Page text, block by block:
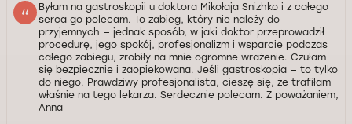
Byłam na gastroskopii u doktora Mikołaja Snizhko i z całego
serca go polecam. To zabieg, który nie należy do
przyjemnych — jednak sposób, w jaki doktor przeprowadził
procedurę, jego spokój, profesjonalizm i wsparcie podczas
całego zabiegu, zrobiły na mnie ogromne wrażenie. Czułam
się bezpiecznie i zaopiekowana. Jeśli gastroskopia — to tylko
do niego. Prawdziwy profesjonalista, cieszę się, że trafiłam
właśnie na tego lekarza. Serdecznie polecam. Z poważaniem,
Anna